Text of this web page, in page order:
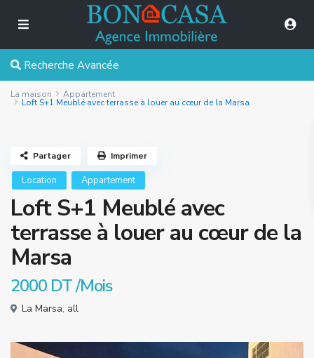
Recherche Avancée
La maison Appartement
Loft S+1 Meublé avec terrasse à louer au cœur de la Marsa
Location Appartement
Loft S+1 Meublé avec
terrasse à louer au cœur de la
Marsa
2000 DT/Mois
La Marsa, all
Partager Imprimer